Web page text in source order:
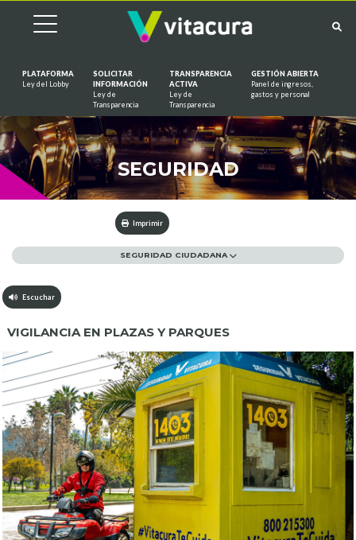
PLATAFORMA
Ley del Lobby
SOLICITAR
INFORMACIÓN
Ley de
Transparencia
TRANSPARENCIA
ACTIVA
Ley de
Transparencia
GESTIÓN ABIERTA
Panel de ingresos,
gastos y personal
SEGURIDAD
Imprimir
SEGURIDAD CIUDADANA
Escuchar
VIGILANCIA EN PLAZAS Y PARQUES